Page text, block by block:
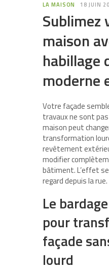
LA MAISON 18 JUIN
Sublimez
maison
habillage
moderne
Votre façade
travaux ne sont
maison peut
transformation
revêtement
modifier
bâtiment. L’effet
regard depuis la rue.
Le
pour
façade
lourd